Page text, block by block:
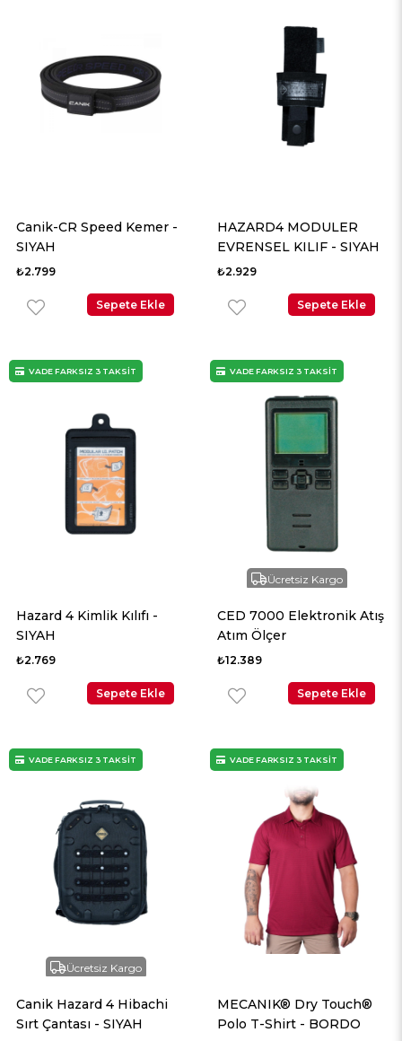
Canik-CR Speed Kemer -
SIYAH
₺2.799
Sepete Ekle
HAZARD4 MODULER
EVRENSEL KILIF - SIYAH
₺2.929
Sepete Ekle
Hazard 4 Kimlik Kılıfı -
SIYAH
₺2.769
Sepete Ekle
VADE FARKSIZ 3 TAKSİT
Ücretsiz Kargo
CED 7000 Elektronik Atış
Atım Ölçer
₺12.389
Sepete Ekle
VADE FARKSIZ 3 TAKSİT
Ücretsiz Kargo
Canik Hazard 4 Hibachi
Sırt Çantası - SIYAH
VADE FARKSIZ 3 TAKSİT
MECANIK® Dry Touch®
Polo T-Shirt - BORDO
VADE FARKSIZ 3 TAKSİT